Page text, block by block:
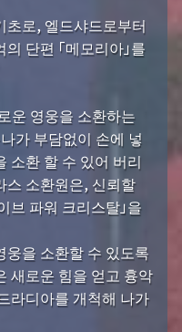
초로, 엘드샤드로부터
단편 「메모리아」를
운 영웅을 소환하는
가 부담없이 손에 넣
소환 할 수 있어 버리
스 소환원은, 신뢰할
브 파워 크리스탈」을
웅을 소환할 수 있도록
새로운 힘을 얻고 흉악
라디아를 개척해 나가